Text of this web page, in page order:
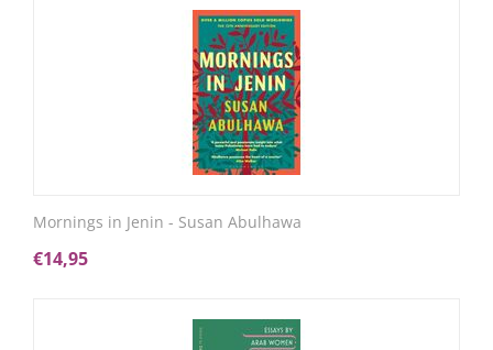
Mornings in Jenin - Susan Abulhawa
€14,95